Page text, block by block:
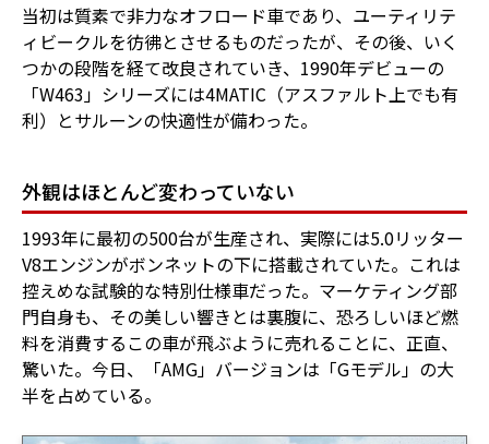
当初は質素で非力なオフロード車であり、ユーティリテ
ィビークルを彷彿とさせるものだったが、その後、いく
つかの段階を経て改良されていき、1990年デビューの
「W463」シリーズには4MATIC（アスファルト上でも有
利）とサルーンの快適性が備わった。
外観はほとんど変わっていない
1993年に最初の500台が生産され、実際には5.0リッター
V8エンジンがボンネットの下に搭載されていた。これは
控えめな試験的な特別仕様車だった。マーケティング部
門自身も、その美しい響きとは裏腹に、恐ろしいほど燃
料を消費するこの車が飛ぶように売れることに、正直、
驚いた。今日、「AMG」バージョンは「Gモデル」の大
半を占めている。